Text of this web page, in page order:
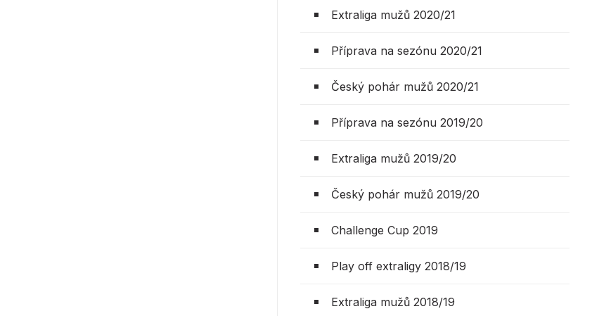
Extraliga mužů 2020/21
Příprava na sezónu 2020/21
Český pohár mužů 2020/21
Příprava na sezónu 2019/20
Extraliga mužů 2019/20
Český pohár mužů 2019/20
Challenge Cup 2019
Play off extraligy 2018/19
Extraliga mužů 2018/19